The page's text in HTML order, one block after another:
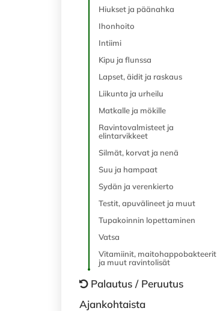
Hiukset ja päänahka
Ihonhoito
Intiimi
Kipu ja flunssa
Lapset, äidit ja raskaus
Liikunta ja urheilu
Matkalle ja mökille
Ravintovalmisteet ja
elintarvikkeet
Silmät, korvat ja nenä
Suu ja hampaat
Sydän ja verenkierto
Testit, apuvälineet ja muut
Tupakoinnin lopettaminen
Vatsa
Vitamiinit, maitohappobakteerit
ja muut ravintolisät
Palautus / Peruutus
Ajankohtaista